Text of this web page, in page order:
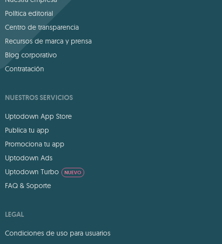
Política editorial
Centro de transparencia
Recursos de marca y prensa
Blog corporativo
Contratación
NUESTROS SERVICIOS
Uptodown App Store
Publica tu app
Promociona tu app
Uptodown Ads
Uptodown Turbo
NUEVO
FAQ & Soporte
LEGAL
Condiciones de uso para usuarios